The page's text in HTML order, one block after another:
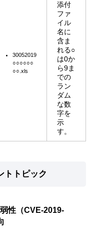
30052019
○○○○○○
○○.xls
添付
ファ
イル
名に
含ま
れる○
は0か
ら9ま
での
ラン
ダム
な数
字を
示
す。
トトピック
性（CVE-2019-